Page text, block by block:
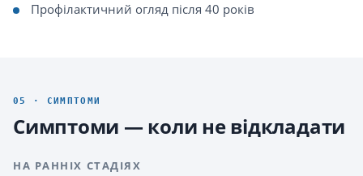
Профілактичний огляд після 40 років
05 · СИМПТОМИ
Симптоми — коли не відкладати
НА РАННІХ СТАДІЯХ